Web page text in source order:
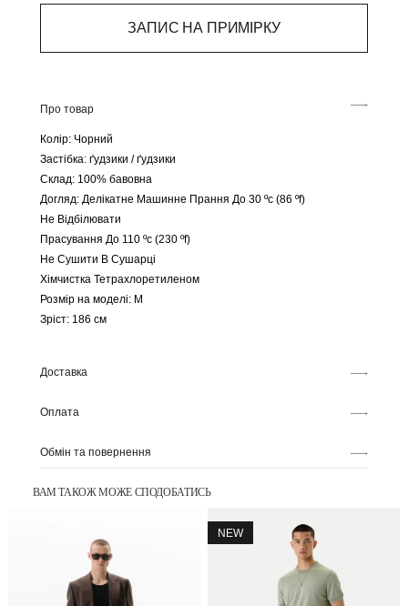
ЗАПИС НА ПРИМІРКУ
Про товар
Колір: Чорний
Застібка: ґудзики / ґудзики
Склад: 100% бавовна
Догляд: Делікатне Машинне Прання До 30 ºc (86 ºf)
Не Відбілювати
Прасування До 110 ºc (230 ºf)
Не Сушити В Сушарці
Хімчистка Тетрахлоретиленом
Розмір на моделі: M
Зріст: 186 см
Доставка
Оплата
Обмін та повернення
ВАМ ТАКОЖ МОЖЕ СПОДОБАТИСЬ
NEW